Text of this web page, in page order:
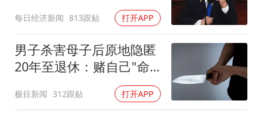
每日经济新闻 813跟贴 打开APP
男子杀害母子后原地隐匿
20年至退休：赌自己"命
极目新闻 312跟贴 打开APP